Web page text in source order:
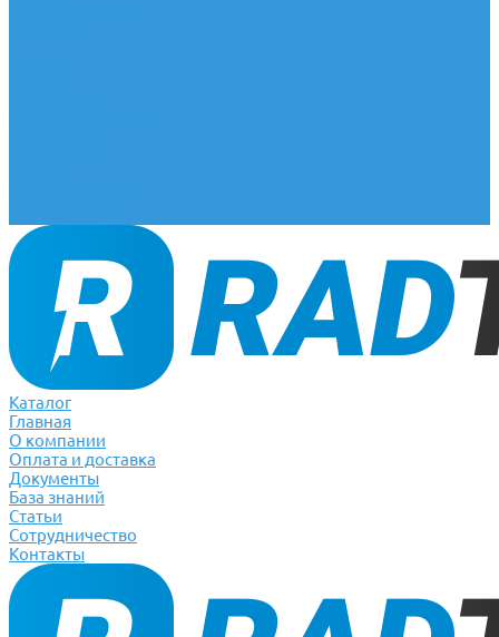
Каталог
Главная
О компании
Оплата и доставка
Документы
База знаний
Статьи
Сотрудничество
Контакты